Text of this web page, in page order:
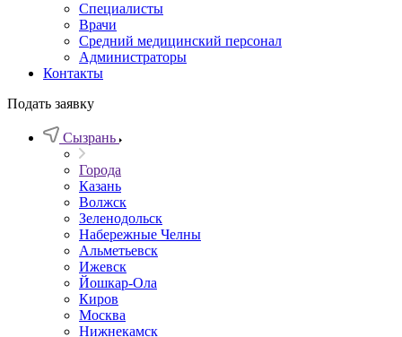
Специалисты
Врачи
Средний медицинский персонал
Администраторы
Контакты
Подать заявку
Сызрань
Города
Казань
Волжск
Зеленодольск
Набережные Челны
Альметьевск
Ижевск
Йошкар-Ола
Киров
Москва
Нижнекамск